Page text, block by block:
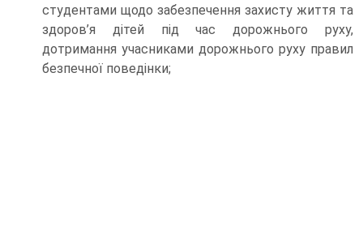
студентами щодо забезпечення захисту життя та
здоров’я дітей під час дорожнього руху,
дотримання учасниками дорожнього руху правил
безпечної поведінки;